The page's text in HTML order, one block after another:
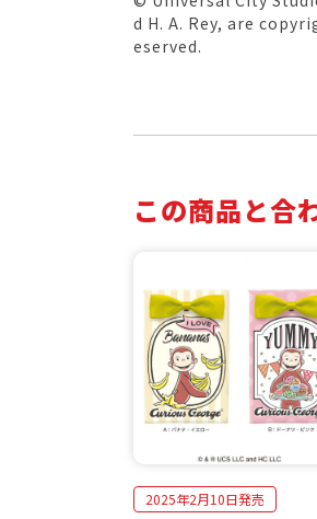
d H. A. Rey, are
eserved.
この商品と合
2025年2月10日発売